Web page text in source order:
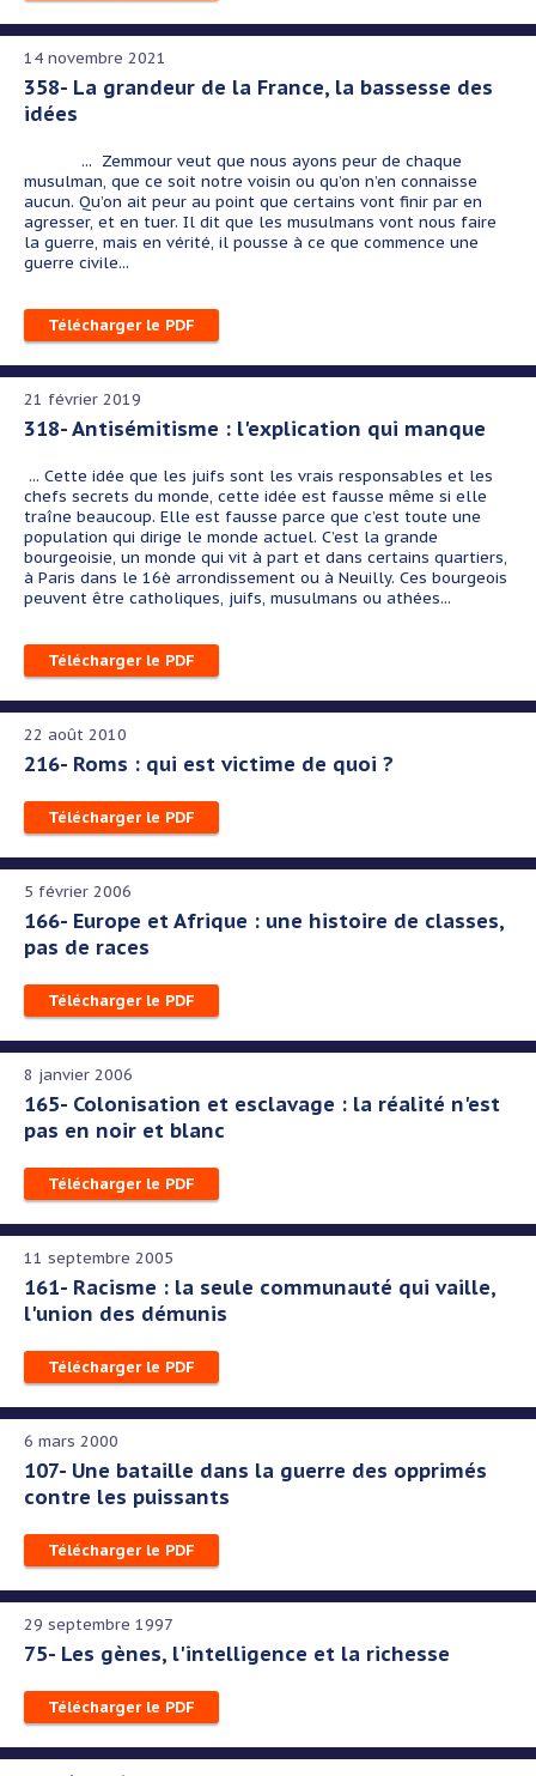
14 novembre 2021
358- La grandeur de la France, la bassesse des
idées
... Zemmour veut que nous ayons peur de chaque
musulman, que ce soit notre voisin ou qu’on n’en connaisse
aucun. Qu’on ait peur au point que certains vont finir par en
agresser, et en tuer. Il dit que les musulmans vont nous faire
la guerre, mais en vérité, il pousse à ce que commence une
guerre civile...
Télécharger le PDF
21 février 2019
318- Antisémitisme : l'explication qui manque
... Cette idée que les juifs sont les vrais responsables et les
chefs secrets du monde, cette idée est fausse même si elle
traîne beaucoup. Elle est fausse parce que c’est toute une
population qui dirige le monde actuel. C’est la grande
bourgeoisie, un monde qui vit à part et dans certains quartiers,
à Paris dans le 16è arrondissement ou à Neuilly. Ces bourgeois
peuvent être catholiques, juifs, musulmans ou athées...
Télécharger le PDF
22 août 2010
216- Roms : qui est victime de quoi ?
Télécharger le PDF
5 février 2006
166- Europe et Afrique : une histoire de classes,
pas de races
Télécharger le PDF
8 janvier 2006
165- Colonisation et esclavage : la réalité n'est
pas en noir et blanc
Télécharger le PDF
11 septembre 2005
161- Racisme : la seule communauté qui vaille,
l'union des démunis
Télécharger le PDF
6 mars 2000
107- Une bataille dans la guerre des opprimés
contre les puissants
Télécharger le PDF
29 septembre 1997
75- Les gènes, l'intelligence et la richesse
Télécharger le PDF